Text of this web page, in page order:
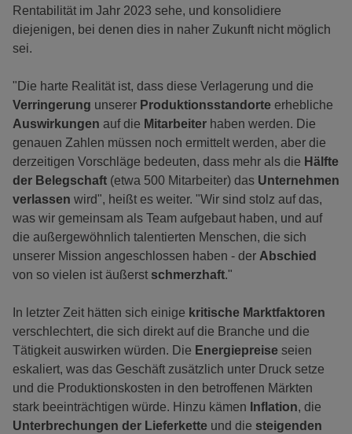
Rentabilität im Jahr 2023 sehe, und konsolidiere
diejenigen, bei denen dies in naher Zukunft nicht möglich
sei.
"Die harte Realität ist, dass diese Verlagerung und die
Verringerung unserer Produktionsstandorte erhebliche
Auswirkungen auf die Mitarbeiter haben werden. Die
genauen Zahlen müssen noch ermittelt werden, aber die
derzeitigen Vorschläge bedeuten, dass mehr als die Hälfte
der Belegschaft (etwa 500 Mitarbeiter) das Unternehmen
verlassen wird", heißt es weiter. "Wir sind stolz auf das,
was wir gemeinsam als Team aufgebaut haben, und auf
die außergewöhnlich talentierten Menschen, die sich
unserer Mission angeschlossen haben - der Abschied
von so vielen ist äußerst schmerzhaft."
In letzter Zeit hätten sich einige kritische Marktfaktoren
verschlechtert, die sich direkt auf die Branche und die
Tätigkeit auswirken würden. Die Energiepreise seien
eskaliert, was das Geschäft zusätzlich unter Druck setze
und die Produktionskosten in den betroffenen Märkten
stark beeinträchtigen würde. Hinzu kämen Inflation, die
Unterbrechungen der Lieferkette und die steigenden